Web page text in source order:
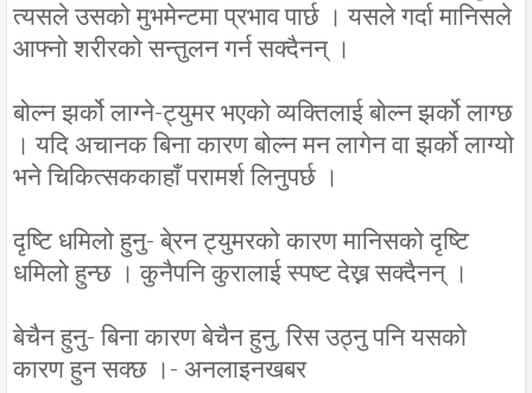
त्यसले उसको मुभमेन्टमा प्रभाव पार्छ । यसले गर्दा मानिसले
आफ्नो शरीरको सन्तुलन गर्न सक्दैनन् ।
बोल्न झर्को लाग्ने-ट्युमर भएको व्यक्तिलाई बोल्न झर्को लाग्छ
। यदि अचानक बिना कारण बोल्न मन लागेन वा झर्को लाग्यो
भने चिकित्सककाहाँ परामर्श लिनुपर्छ ।
दृष्टि धमिलो हुनु- बे्रन ट्युमरको कारण मानिसको दृष्टि
धमिलो हुन्छ । कुनैपनि कुरालाई स्पष्ट देख्न सक्दैनन् ।
बेचैन हुनु- बिना कारण बेचैन हुनु, रिस उठ्नु पनि यसको
कारण हुन सक्छ ।- अनलाइनखबर